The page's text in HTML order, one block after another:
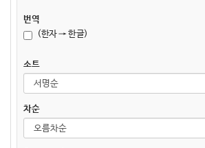
번역
(한자 → 한글)
소트
차순